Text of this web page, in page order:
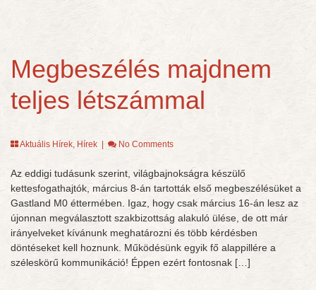
Megbeszélés majdnem
teljes létszámmal
Aktuális Hírek, Hírek No Comments
Az eddigi tudásunk szerint, világbajnokságra készülő
kettesfogathajtók, március 8-án tartották első megbeszélésüket a
Gastland M0 éttermében. Igaz, hogy csak március 16-án lesz az
újonnan megválasztott szakbizottság alakuló ülése, de ott már
irányelveket kívánunk meghatározni és több kérdésben
döntéseket kell hoznunk. Működésünk egyik fő alappillére a
széleskörű kommunikáció! Éppen ezért fontosnak […]